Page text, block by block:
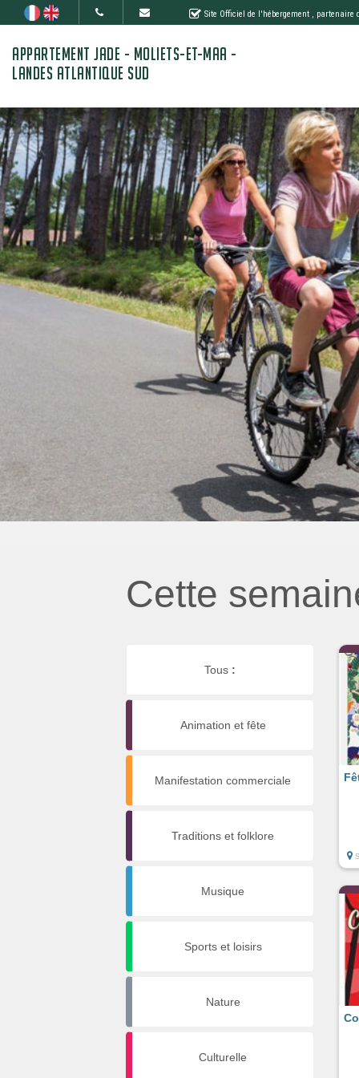
Site Officiel de l'hébergement , partenaire
APPARTEMENT JADE - MOLIETS-ET-MAA -
LANDES ATLANTIQUE SUD
Cette
Tous :
Animation et fête
Manifestation commerciale
Traditions et folklore
Musique
Sports et loisirs
Nature
Culturelle